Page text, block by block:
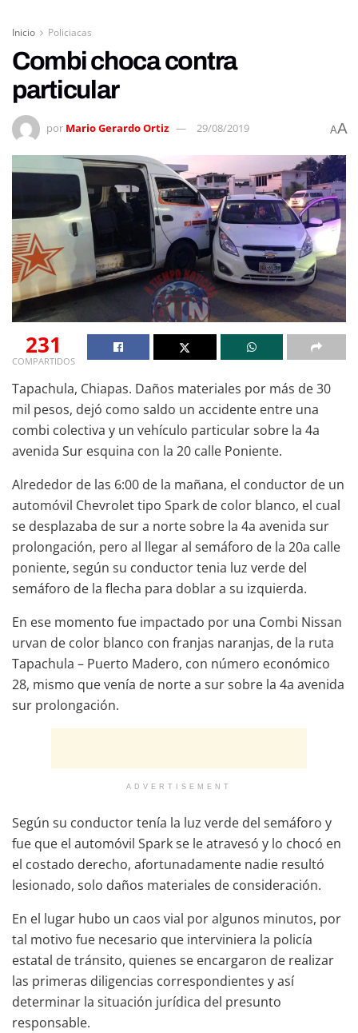
Inicio Policiacas
Combi choca contra
particular
por Mario Gerardo Ortiz 29/08/2019 AA
231
COMPARTIDOS
Tapachula, Chiapas. Daños materiales por más de 30
mil pesos, dejó como saldo un accidente entre una
combi colectiva y un vehículo particular sobre la 4a
avenida Sur esquina con la 20 calle Poniente.
Alrededor de las 6:00 de la mañana, el conductor de un
automóvil Chevrolet tipo Spark de color blanco, el cual
se desplazaba de sur a norte sobre la 4a avenida sur
prolongación, pero al llegar al semáforo de la 20a calle
poniente, según su conductor tenia luz verde del
semáforo de la flecha para doblar a su izquierda.
En ese momento fue impactado por una Combi Nissan
urvan de color blanco con franjas naranjas, de la ruta
Tapachula – Puerto Madero, con número económico
28, mismo que venía de norte a sur sobre la 4a avenida
sur prolongación.
ADVERTISEMENT
Según su conductor tenía la luz verde del semáforo y
fue que el automóvil Spark se le atravesó y lo chocó en
el costado derecho, afortunadamente nadie resultó
lesionado, solo daños materiales de consideración.
En el lugar hubo un caos vial por algunos minutos, por
tal motivo fue necesario que interviniera la policía
estatal de tránsito, quienes se encargaron de realizar
las primeras diligencias correspondientes y así
determinar la situación jurídica del presunto
responsable.